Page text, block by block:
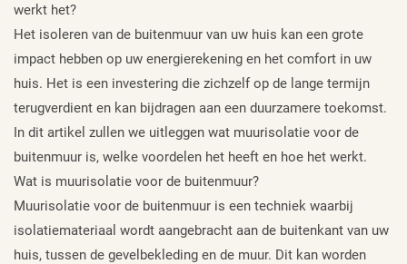
werkt het?
Het isoleren van de buitenmuur van uw huis kan een grote
impact hebben op uw energierekening en het comfort in uw
huis. Het is een investering die zichzelf op de lange termijn
terugverdient en kan bijdragen aan een duurzamere toekomst.
In dit artikel zullen we uitleggen wat muurisolatie voor de
buitenmuur is, welke voordelen het heeft en hoe het werkt.
Wat is muurisolatie voor de buitenmuur?
Muurisolatie voor de buitenmuur is een techniek waarbij
isolatiemateriaal wordt aangebracht aan de buitenkant van uw
huis, tussen de gevelbekleding en de muur. Dit kan worden